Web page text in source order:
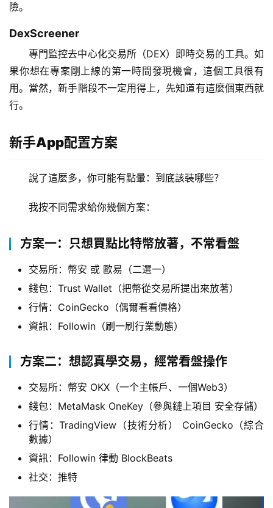
險。
DexScreener
專門監控去中心化交易所（DEX）即時交易的工具。如
果你想在專案剛上線的第一時間發現機會，這個工具很有
用。當然，新手階段不一定用得上，先知道有這麼個東西就
行。
新手App配置方案
說了這麼多，你可能有點暈：到底該裝哪些？
我按不同需求給你幾個方案：
方案一：只想買點比特幣放著，不常看盤
交易所：幣安 或 歐易（二選一）
錢包：Trust Wallet（把幣從交易所提出來放著）
行情：CoinGecko（偶爾看看價格）
資訊：Followin（刷一刷行業動態）
方案二：想認真學交易，經常看盤操作
交易所：幣安 OKX（一个主帳戶、一個Web3）
錢包：MetaMask OneKey（參與鏈上項目 安全存儲）
行情：TradingView（技術分析） CoinGecko（綜合
數據）
資訊：Followin 律動 BlockBeats
社交：推特